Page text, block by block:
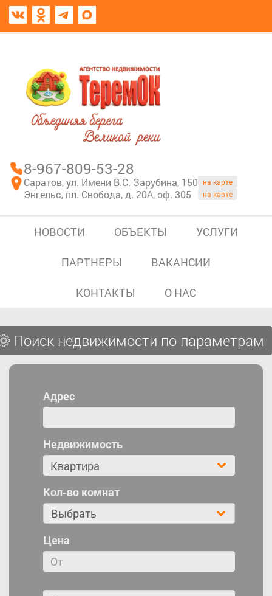
8-967-809-53-28
Саратов, ул. Имени В.С. Зарубина, 150 на карте
Энгельс, пл. Свобода, д. 20А, оф. 305 на карте
НОВОСТИ ОБЪЕКТЫ УСЛУГИ
ПАРТНЕРЫ ВАКАНСИИ
КОНТАКТЫ О НАС
Поиск недвижимости по параметрам
Адрес
Недвижимость
Кол-во комнат
Выбрать
Цена